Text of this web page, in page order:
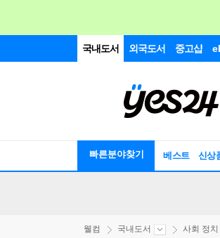
국내도서 외국도서 중고샵
빠른분야찾기 베스트 신상
웰컴 국내도서 사회 정치